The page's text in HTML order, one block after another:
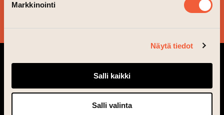
Markkinointi
Näytä tiedot
Salli kaikki
Salli valinta